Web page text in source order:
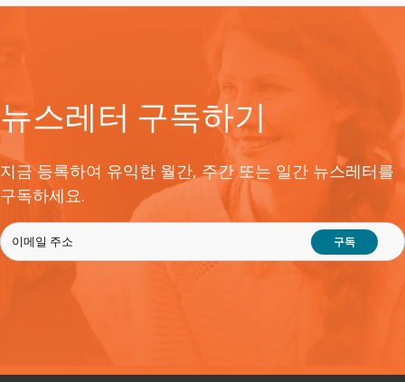
뉴스레터 구독하기
지금 등록하여 유익한 월간, 주간 또는 일간 뉴스레터를
구독하세요.
구독